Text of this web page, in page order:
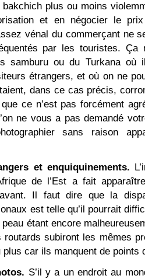
plus ou moins
et en négocier le
vénal du commerçant ne
par les touristes. Ça
samburu ou du Turkana où
étrangers, et où on ne
dans ce cas précis,
ce n’est pas forcément
ne vous a pas demandé
sans raison
et enquiquinements.
de l’Est a fait
Il faut dire que la
est telle qu’il pourrait
étant encore
routards subiront les mêmes
plus car ils manquent de points
S’il y a un endroit au